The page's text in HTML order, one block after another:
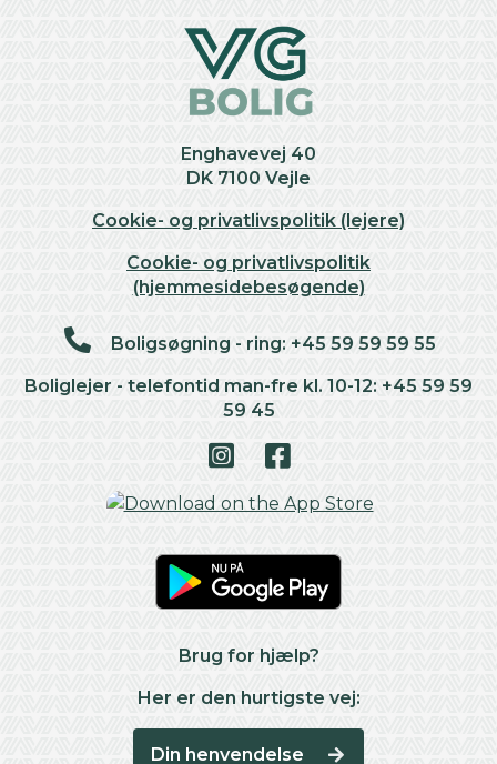
Enghavevej 40
DK 7100 Vejle
Cookie- og privatlivspolitik (lejere)
Cookie- og privatlivspolitik
(hjemmesidebesøgende)
Boligsøgning - ring: +45 59 59 59 55
Boliglejer - telefontid man-fre kl. 10-12: +45 59 59
59 45
Brug for hjælp?
Her er den hurtigste vej:
Din henvendelse